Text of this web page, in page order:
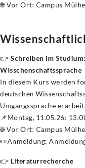
🌐 Vor Ort: Campus
👉 Schreiben im
Wisschenschaftssprache
In diesem Kurs werden
deutschen
Umgangssprache
📌Montag, 11.05.26:
🌐 Vor Ort: Campus
✏️Anmeldung:
👉 Literaturrecherche